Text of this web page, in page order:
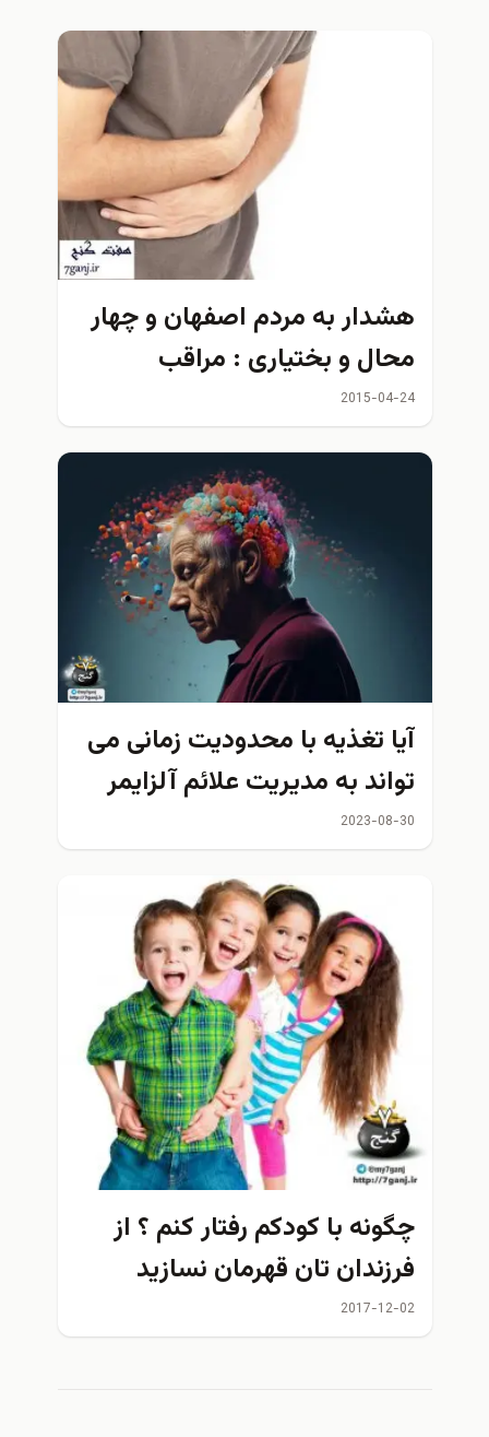
به مردم اصفهان و چهار
و بختیاری : مراقب
باشيد
تغذیه با محدودیت زمانی می
به مدیریت علائم آلزایمر
کند؟
با کودکم رفتار کنم ؟ از
تان قهرمان نسازید